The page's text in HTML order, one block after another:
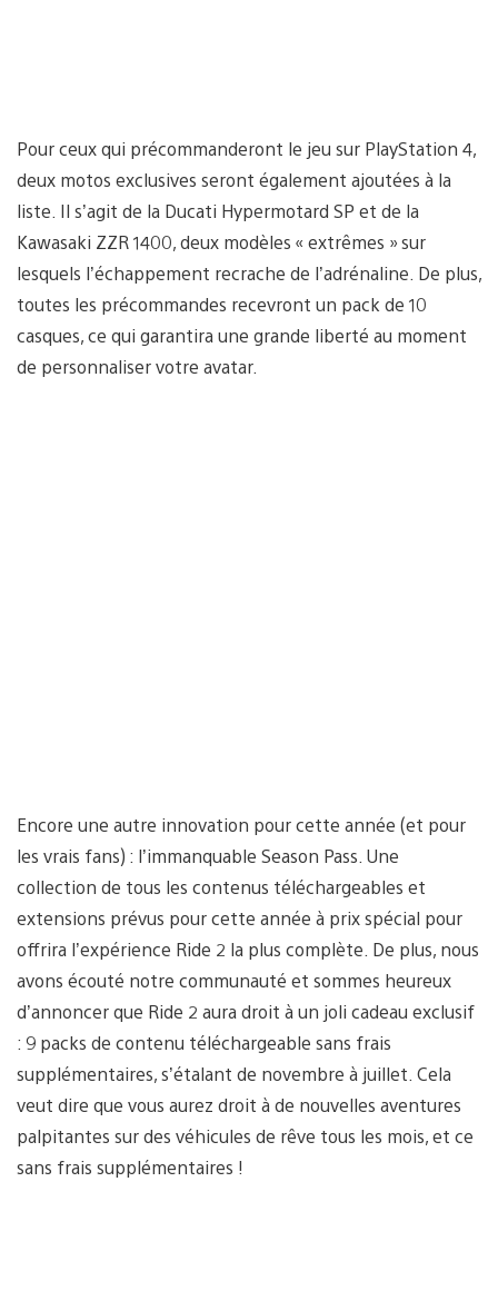
Pour ceux qui précommanderont le jeu sur PlayStation 4,
deux motos exclusives seront également ajoutées à la
liste. Il s’agit de la Ducati Hypermotard SP et de la
Kawasaki ZZR 1400, deux modèles « extrêmes » sur
lesquels l’échappement recrache de l’adrénaline. De plus,
toutes les précommandes recevront un pack de 10
casques, ce qui garantira une grande liberté au moment
de personnaliser votre avatar.
Encore une autre innovation pour cette année (et pour
les vrais fans) : l’immanquable Season Pass. Une
collection de tous les contenus téléchargeables et
extensions prévus pour cette année à prix spécial pour
offrira l’expérience Ride 2 la plus complète. De plus, nous
avons écouté notre communauté et sommes heureux
d’annoncer que Ride 2 aura droit à un joli cadeau exclusif
: 9 packs de contenu téléchargeable sans frais
supplémentaires, s’étalant de novembre à juillet. Cela
veut dire que vous aurez droit à de nouvelles aventures
palpitantes sur des véhicules de rêve tous les mois, et ce
sans frais supplémentaires !